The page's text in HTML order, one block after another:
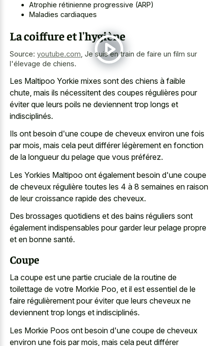
Atrophie rétinienne progressive (ARP)
Maladies cardiaques
La coiffure et l'hygiène
Source: youtube.com Je suis en train de faire un film sur
l'élevage de chiens.
Les Maltipoo Yorkie mixes sont des chiens à faible
chute, mais ils nécessitent des coupes régulières pour
éviter que leurs poils ne deviennent trop longs et
indisciplinés.
Ils ont besoin d'une coupe de cheveux environ une fois
par mois, mais cela peut différer légèrement en fonction
de la longueur du pelage que vous préférez.
Les Yorkies Maltipoo ont également besoin d'une coupe
de cheveux régulière toutes les 4 à 8 semaines en raison
de leur croissance rapide des cheveux.
Des brossages quotidiens et des bains réguliers sont
également indispensables pour garder leur pelage propre
et en bonne santé.
Coupe
La coupe est une partie cruciale de la routine de
toilettage de votre Morkie Poo, et il est essentiel de le
faire régulièrement pour éviter que leurs cheveux ne
deviennent trop longs et indisciplinés.
Les Morkie Poos ont besoin d'une coupe de cheveux
environ une fois par mois, mais cela peut différer